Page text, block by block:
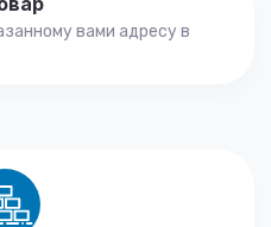
вами адресу в